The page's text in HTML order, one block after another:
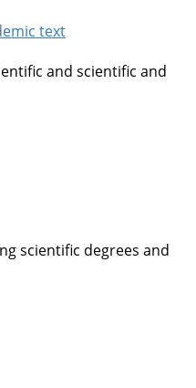
text
and scientific and
scientific degrees and